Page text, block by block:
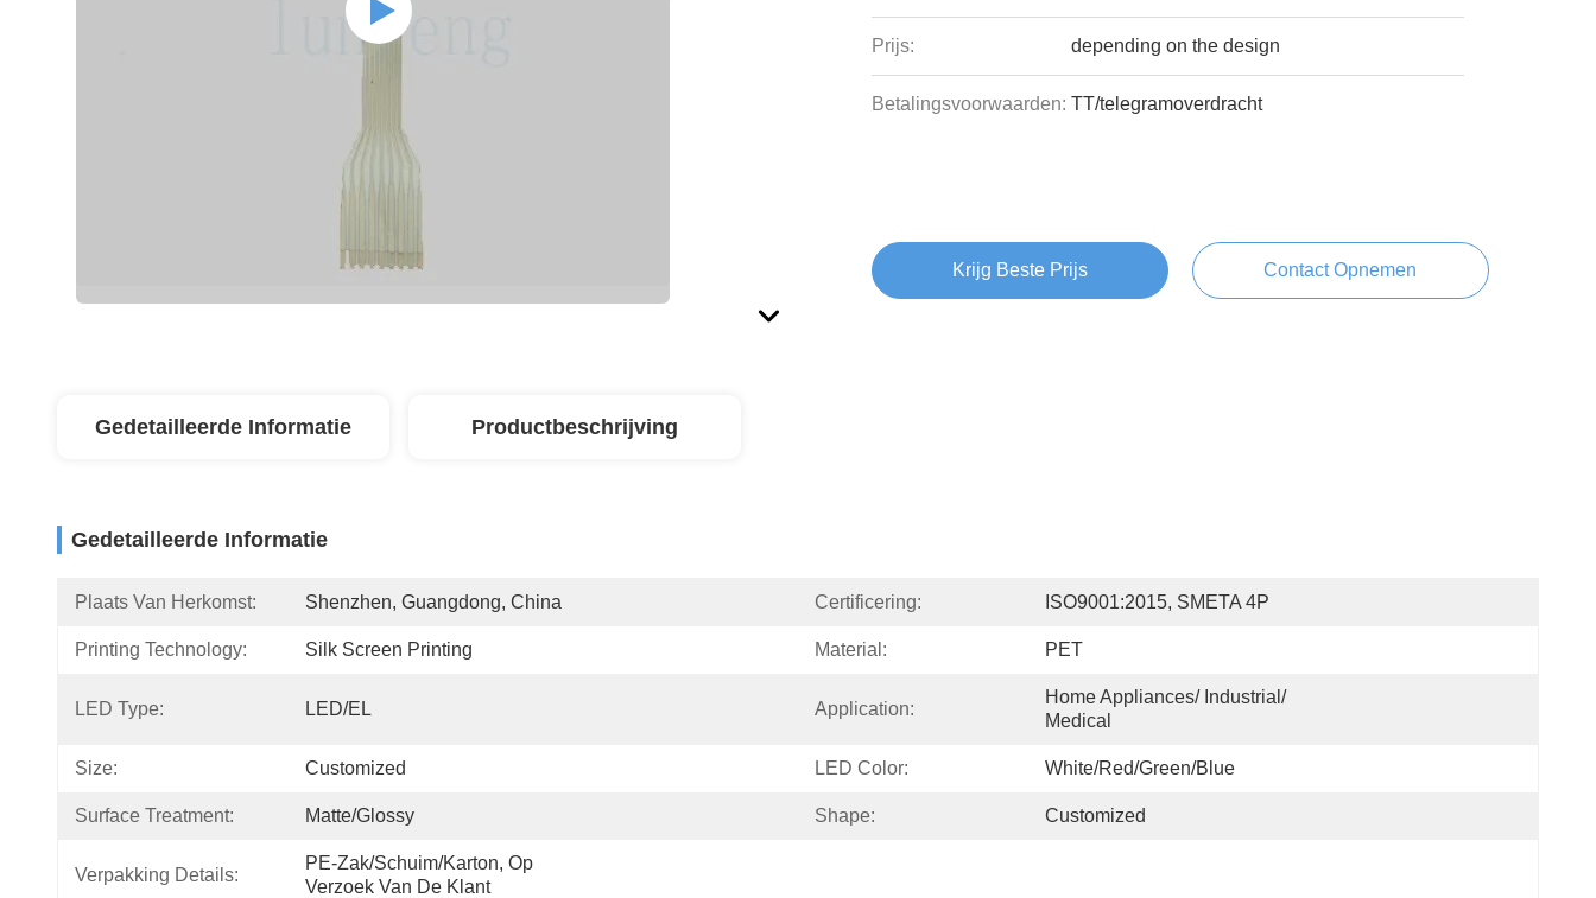
Prijs: depending on the design
Betalingsvoorwaarden: TT/telegramoverdracht
Krijg Beste Prijs Contact Opnemen
Gedetailleerde Informatie Productbeschrijving
Gedetailleerde Informatie
Plaats Van Herkomst: Shenzhen, Guangdong, China Certificering: ISO9001:2015, SMETA 4P
Printing Technology: Silk Screen Printing Material: PET
LED Type: LED/EL Application:
Home Appliances/ Industrial/
Medical
Size: Customized LED Color: White/Red/Green/Blue
Surface Treatment: Matte/Glossy Shape: Customized
Verpakking Details:
PE-Zak/schuim/karton, Op
Verzoek Van De Klant